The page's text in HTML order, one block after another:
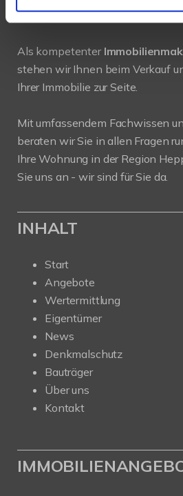
PROFIL
Als kompetenter
stehen wir Ihnen beim Verkauf
Ihrer Immobilie zur Seite.
Mit umfassendem Fachwissen
beraten wir Sie in allen Fragen
Ihre Wohnung in der Region
Sie uns an - wir sind für Sie da.
INHALT
Start
Angebote
Wertermittlung
Eigentümer
News
Denkmalschutz
Bauträger
Über uns
Kontakt